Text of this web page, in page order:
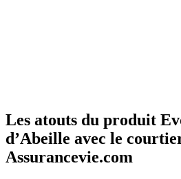
Les atouts du produit
d’Abeille avec le
Assurancevie.com